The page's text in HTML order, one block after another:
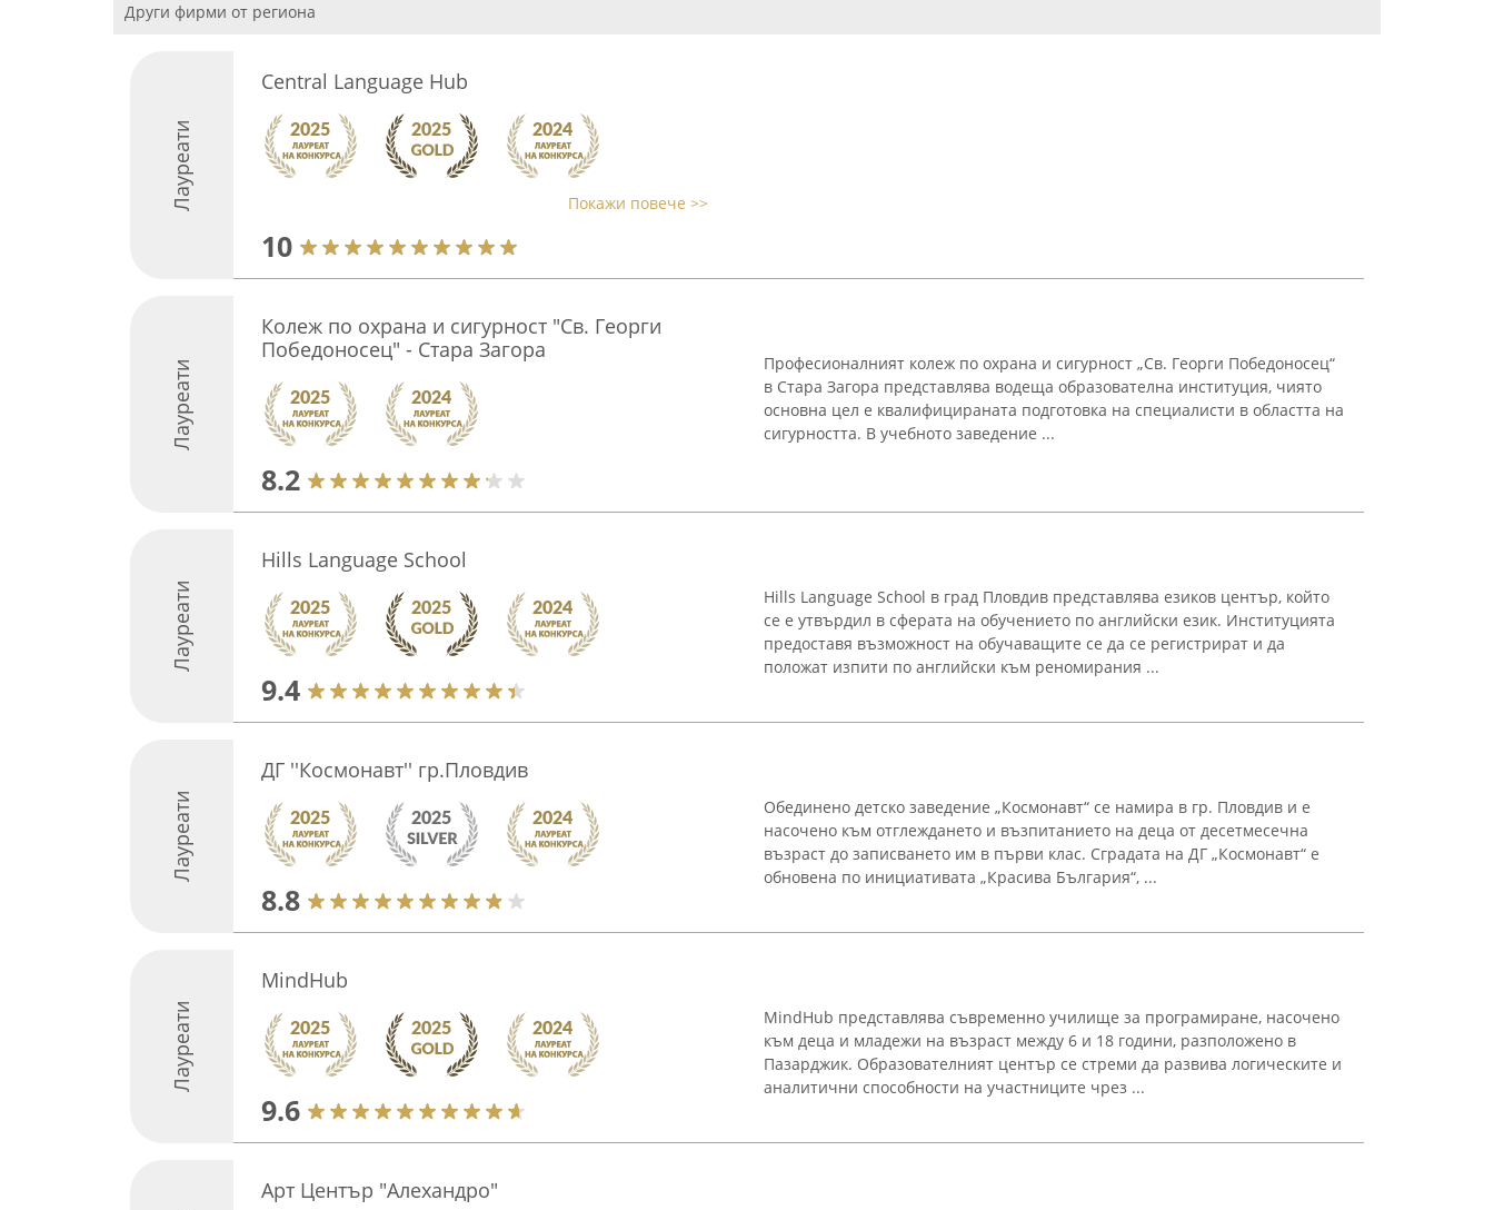
Други фирми от региона
Лауреати
Central Language Hub
Покажи повече >>
10
Лауреати
Колеж по охрана и сигурност "Св. Георги
Победоносец" - Стара Загора
8.2
Професионалният колеж по охрана и сигурност „Св. Георги Победоносец“
в Стара Загора представлява водеща образователна институция, чиято
основна цел е квалифицираната подготовка на специалисти в областта на
сигурността. В учебното заведение ...
Лауреати
Hills Language School
9.4
Hills Language School в град Пловдив представлява езиков център, който
се е утвърдил в сферата на обучението по английски език. Институцията
предоставя възможност на обучаващите се да се регистрират и да
положат изпити по английски към реномирания ...
Лауреати
ДГ ''Космонавт'' гр.Пловдив
8.8
Обединено детско заведение „Космонавт“ се намира в гр. Пловдив и е
насочено към отглеждането и възпитанието на деца от десетмесечна
възраст до записването им в първи клас. Сградата на ДГ „Космонавт“ е
обновена по инициативата „Красива България“, ...
Лауреати
MindHub
9.6
MindHub представлява съвременно училище за програмиране, насочено
към деца и младежи на възраст между 6 и 18 години, разположено в
Пазарджик. Образователният център се стреми да развива логическите и
аналитични способности на участниците чрез ...
Арт Център "Алехандро"